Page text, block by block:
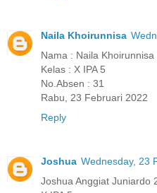
Naila Khoirunnisa
Nama : Naila
Kelas : X IPA 5
No.Absen : 31
Rabu, 23 Februari 2022
Reply
Joshua Wednesday, 23
Joshua Anggiat Juniardo